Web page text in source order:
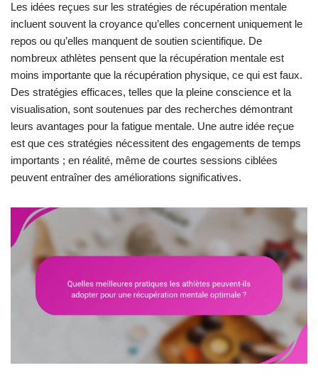
Les idées reçues sur les stratégies de récupération mentale
incluent souvent la croyance qu’elles concernent uniquement le
repos ou qu’elles manquent de soutien scientifique. De
nombreux athlètes pensent que la récupération mentale est
moins importante que la récupération physique, ce qui est faux.
Des stratégies efficaces, telles que la pleine conscience et la
visualisation, sont soutenues par des recherches démontrant
leurs avantages pour la fatigue mentale. Une autre idée reçue
est que ces stratégies nécessitent des engagements de temps
importants ; en réalité, même de courtes sessions ciblées
peuvent entraîner des améliorations significatives.